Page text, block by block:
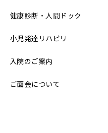
健康診断・人間ドック
小児発達リハビリ
入院のご案内
ご面会について